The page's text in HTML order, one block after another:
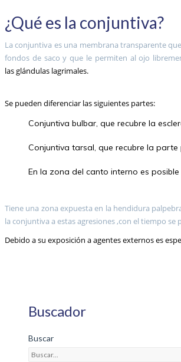
¿Qué es la conjuntiva?
La conjuntiva es una membrana transparente
fondos de saco y que le permiten al ojo
las glándulas lagrimales.
Se pueden diferenciar las siguientes partes:
Conjuntiva bulbar, que recubre la
Conjuntiva tarsal, que recubre la
En la zona del canto interno es
Tiene una zona expuesta en la hendidura
la conjuntiva a estas agresiones ,con el tiempo
Debido a su exposición a agentes externos es
Buscador
Buscar